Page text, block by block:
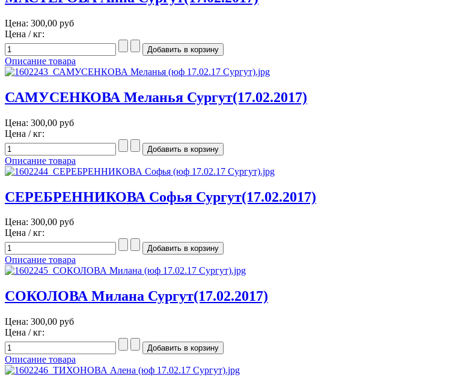
Цена: 300,00 руб
Цена / кг:
Описание товара
САМУСЕНКОВА Меланья Сургут(17.02.2017)
Цена: 300,00 руб
Цена / кг:
Описание товара
СЕРЕБРЕННИКОВА Софья Сургут(17.02.2017)
Цена: 300,00 руб
Цена / кг:
Описание товара
СОКОЛОВА Милана Сургут(17.02.2017)
Цена: 300,00 руб
Цена / кг:
Описание товара